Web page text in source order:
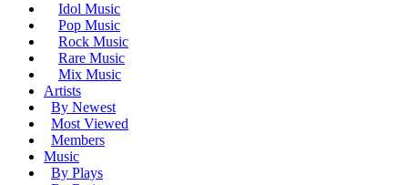
Idol Music
Pop Music
Rock Music
Rare Music
Mix Music
Artists
By Newest
Most Viewed
Members
Music
By Plays